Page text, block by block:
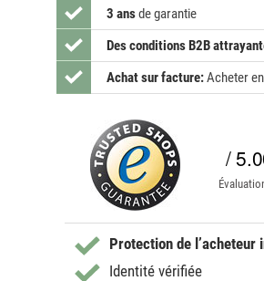
3 ansde garantie
Des conditions B2B
Achat sur facture:Acheter
/
Protection de l’acheteur
Identité vérifiée